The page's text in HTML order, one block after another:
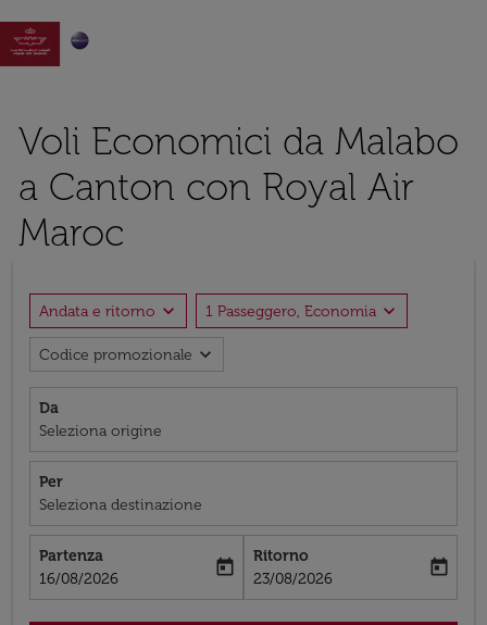

Voli Economici da Malabo
a Canton con Royal Air
Maroc
Andata e ritorno expand_more 1 Passeggero, Economia expand_more
Codice promozionale expand_more
Da
Seleziona origine
Per
Seleziona destinazione
Partenza
fc-booking-departure-date-aria-label
16/08/2026
today
Ritorno
fc-booking-return-date-aria-label
23/08/2026
today